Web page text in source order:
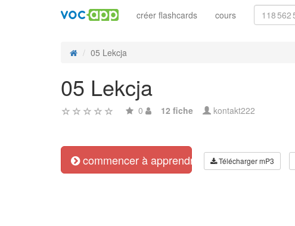
créer flashcards cours
05 Lekcja
05 Lekcja
0 12 fiche kontakt222
commencer à apprendre Télécharger mP3